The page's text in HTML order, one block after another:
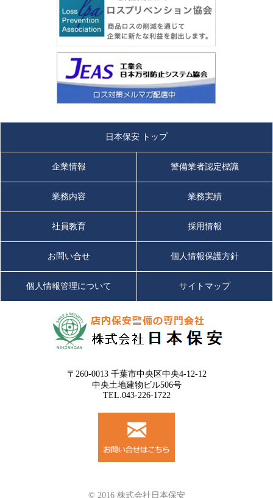
日本保安 トップ
企業情報 警備業者認定標識
業務内容 業務実績
社員教育 採用情報
お問い合せ 個人情報保護方針
個人情報管理について サイトマップ
〒260-0013 千葉市中央区中央4-12-12
中央土地建物ビル506号
TEL.043-226-1722
© 2016 株式会社日本保安